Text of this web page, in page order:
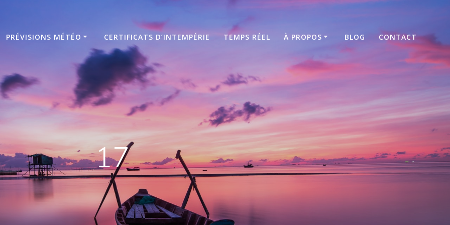
PRÉVISIONS MÉTÉO CERTIFICATS D’INTEMPÉRIE TEMPS RÉEL À PROPOS BLOG CONTACT
17